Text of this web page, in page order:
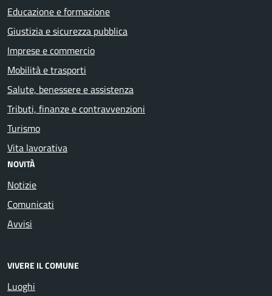
Educazione e formazione
Giustizia e sicurezza pubblica
Imprese e commercio
Mobilità e trasporti
Salute, benessere e assistenza
Tributi, finanze e contravvenzioni
Turismo
Vita lavorativa
NOVITÀ
Notizie
Comunicati
Avvisi
VIVERE IL COMUNE
Luoghi